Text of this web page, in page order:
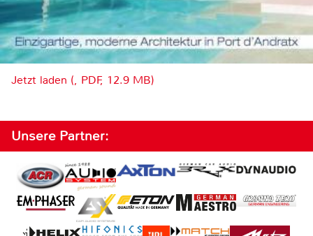
Jetzt laden (, PDF, 12.9 MB)
Unsere Partner: